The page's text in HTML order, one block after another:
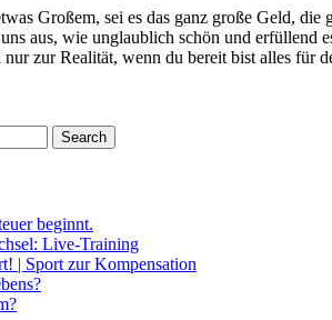
Großem, sei es das ganz große Geld,
aus, wie unglaublich schön und erfüllend
zur Realität, wenn du bereit bist alles für
beginnt.
Live-Training
| Sport zur Kompensation